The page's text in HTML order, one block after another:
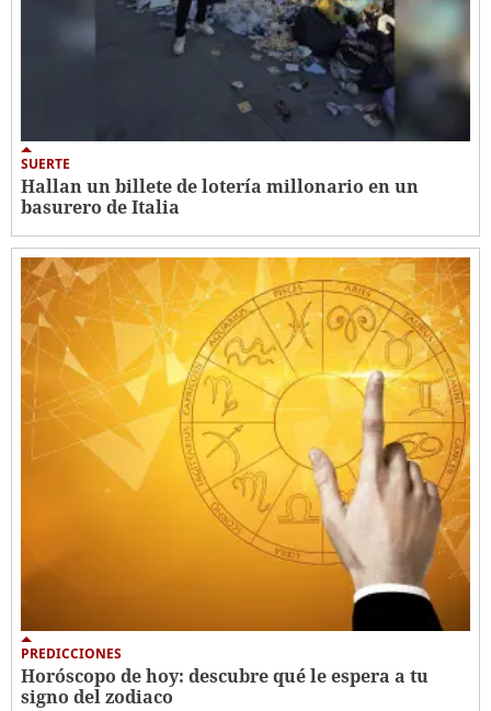
SUERTE
Hallan un billete de lotería millonario en un
basurero de Italia
PREDICCIONES
Horóscopo de hoy: descubre qué le espera a tu
signo del zodiaco